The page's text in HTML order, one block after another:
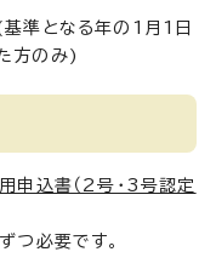
準となる年の1月1日
方のみ)
申込書（2号・3号認定
つ必要です。